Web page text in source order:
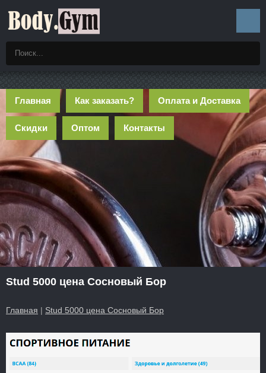
Главная Как заказать? Оплата и Доставка
Скидки Оптом Контакты
Stud 5000 цена Сосновый Бор
Главная | Stud 5000 цена Сосновый Бор